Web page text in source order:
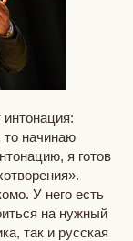
то начинаю
я готов
У него есть
на нужный
так и русская